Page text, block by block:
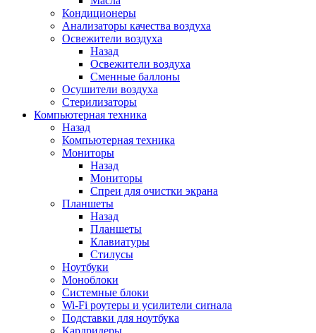
Кондиционеры
Анализаторы качества воздуха
Освежители воздуха
Назад
Освежители воздуха
Сменные баллоны
Осушители воздуха
Стерилизаторы
Компьютерная техника
Назад
Компьютерная техника
Мониторы
Назад
Мониторы
Спреи для очистки экрана
Планшеты
Назад
Планшеты
Клавиатуры
Стилусы
Ноутбуки
Моноблоки
Системные блоки
Wi-Fi роутеры и усилители сиrнала
Подставки для ноутбука
Кардридеры